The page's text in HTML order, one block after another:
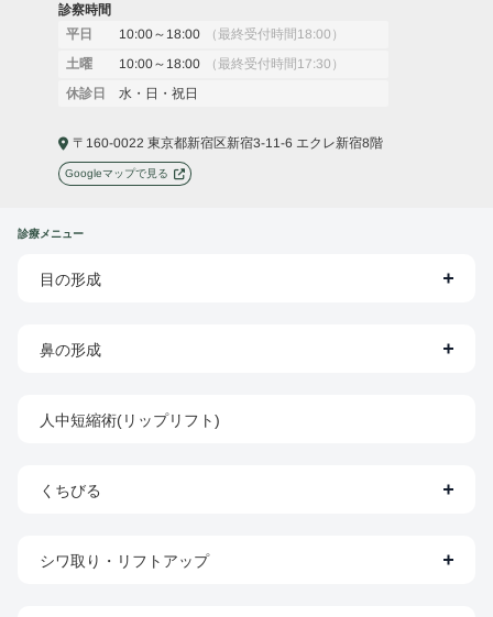
診察時間
平日 10:00～18:00 （最終受付時間18:00）
土曜 10:00～18:00 （最終受付時間17:30）
休診日 水・日・祝日
〒160-0022 東京都新宿区新宿3-11-6 エクレ新宿8階
Googleマップで見る
診療メニュー
目の形成
鼻の形成
人中短縮術(リップリフト)
くちびる
シワ取り・リフトアップ